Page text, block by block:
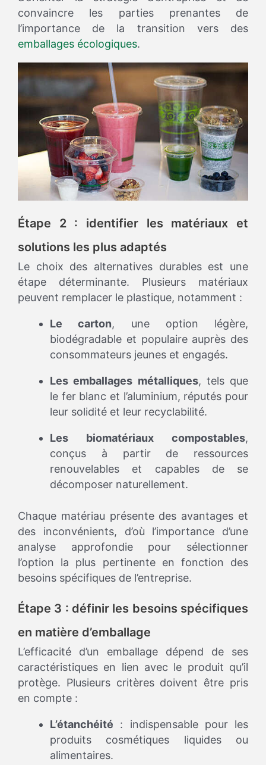
convaincre les parties prenantes de
l’importance de la transition vers des
emballages écologiques.
Étape 2 : identifier les matériaux et
solutions les plus adaptés
Le choix des alternatives durables est une
étape déterminante. Plusieurs matériaux
peuvent remplacer le plastique, notamment :
Le carton, une option légère,
biodégradable et populaire auprès des
consommateurs jeunes et engagés.
Les emballages métalliques, tels que
le fer blanc et l’aluminium, réputés pour
leur solidité et leur recyclabilité.
Les biomatériaux compostables,
conçus à partir de ressources
renouvelables et capables de se
décomposer naturellement.
Chaque matériau présente des avantages et
des inconvénients, d’où l’importance d’une
analyse approfondie pour sélectionner
l’option la plus pertinente en fonction des
besoins spécifiques de l’entreprise.
Étape 3 : définir les besoins spécifiques
en matière d’emballage
L’efficacité d’un emballage dépend de ses
caractéristiques en lien avec le produit qu’il
protège. Plusieurs critères doivent être pris
en compte :
L’étanchéité : indispensable pour les
produits cosmétiques liquides ou
alimentaires.